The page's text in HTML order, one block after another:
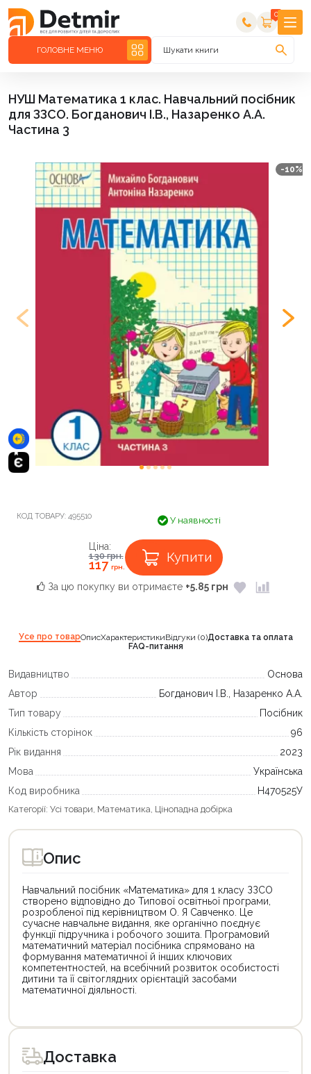
0
ГОЛОВНЕ МЕНЮ Шукати книги
НУШ Математика 1 клас. Навчальний посібник
для ЗЗСО. Богданович І.В., Назаренко А.А.
Частина 3
-10%
КОД ТОВАРУ: 495510 У наявності
Ціна:
130грн.
117грн.
Купити
За цю покупку ви отримаєте +5.85 грн
Усе про товарОписХарактеристикиВідгуки (0)Доставка та оплата
FAQ-питання
Видавництво
Основа
Автор
Богданович І.В., Назаренко А.А.
Тип товару
Посібник
Кількість сторінок
96
Рік видання
2023
Мова
Українська
Код виробника
Н470525У
Категорії: Усі товари Математика Цінопадна добірка
Опис
Навчальний посібник «Математика» для 1 класу ЗЗСО
створено відповідно до Типової освітньої програми,
розробленої під керівництвом О. Я Савченко. Це
сучасне навчальне видання, яке органічно поєднує
функції підручника і робочого зошита. Програмовий
математичний матеріал посібника спрямовано на
формування математичної й інших ключових
компетентностей, на всебічний розвиток особистості
дитини та її світоглядних орієнтацій засобами
математичної діяльності.
товар
для
покупки
товар
для
покупкиДоставка